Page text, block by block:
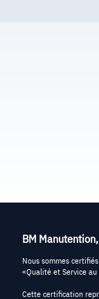
BM
Nous sommes
«Qualité et Service
Cette certification